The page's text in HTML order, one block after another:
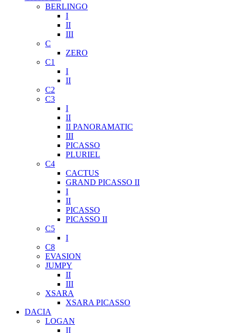
BERLINGO
I
II
III
C
ZERO
C1
I
II
C2
C3
I
II
II PANORAMATIC
III
PICASSO
PLURIEL
C4
CACTUS
GRAND PICASSO II
I
II
PICASSO
PICASSO II
C5
I
C8
EVASION
JUMPY
II
III
XSARA
XSARA PICASSO
DACIA
LOGAN
II